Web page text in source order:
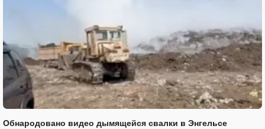
Обнародовано видео дымящейся свалки в Энгельсе